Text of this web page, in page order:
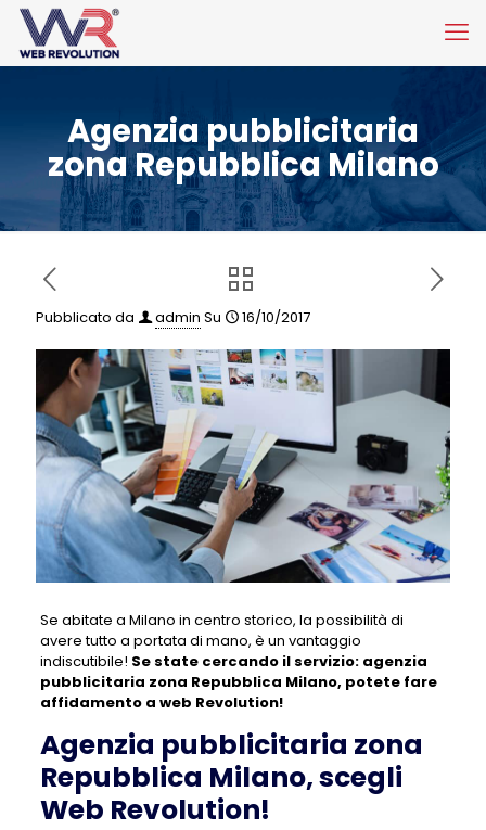
Agenzia pubblicitaria
zona Repubblica Milano
Pubblicato da admin Su 16/10/2017
Se abitate a Milano in centro storico, la possibilità di
avere tutto a portata di mano, è un vantaggio
indiscutibile! Se state cercando il servizio: agenzia
pubblicitaria zona Repubblica Milano, potete fare
affidamento a web Revolution!
Agenzia pubblicitaria zona
Repubblica Milano, scegli
Web Revolution!